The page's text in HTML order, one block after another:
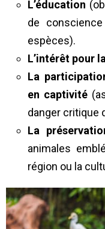
L’éducation
de
espèces).
L’intérêt pour
La
en captivité
danger critique
La
animales
région ou la